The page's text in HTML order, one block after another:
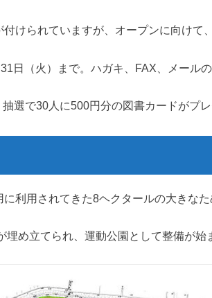
付けられていますが、オープンに向けて
日（火）まで。ハガキ、FAX、メールの
選で30人に500円分の図書カードがプレ
に利用されてきた8ヘクタールの大きなた
埋め立てられ、運動公園として整備が始